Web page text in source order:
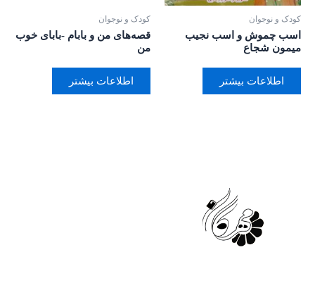
کودک و نوجوان
اسب چموش و اسب نجیب
میمون شجاع
اطلاعات بیشتر
کودک و نوجوان
قصه‌های من و بابام -بابای خوب
من
اطلاعات بیشتر